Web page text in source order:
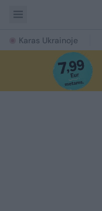
Karas Ukrainoje